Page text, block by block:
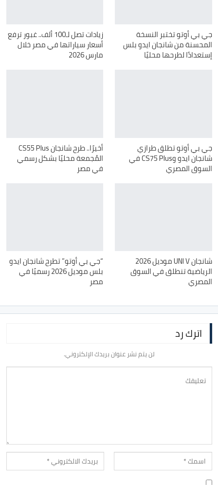
جي بي أوتو تختبر النسخة
المحسنة من شانجان ايدو بلس
إستعدادًا لطرحها محليًا
زيادات تصل لـ100 ألف.. غبور ترفع
أسعار سياراتها في مصر خلال
مارس 2026
جي بي أوتو تطلق طرازي
شانجان ايدو وCS75 Plus في
السوق المصري
أخيرًا.. طرح شانجان CS55 Plus
المُجمعة محليًا بشكل رسمي
في مصر
شانجان UNI V موديل 2026
الرياضية تنطلق في السوق
المصري
“جي بي أوتو” تطرح شانجان ايدو
بلس موديل 2026 رسميًا في
مصر
اترك رد
لن يتم نشر عنوان بريدك الإلكتروني.